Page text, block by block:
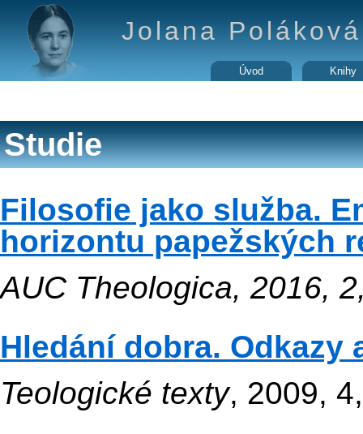
Jolana
Úvod Knihy
Studie
Filosofie jako služba.
horizontu papežských
AUC Theologica, 2016,
Hledání dobra.
Teologické texty, 2009,